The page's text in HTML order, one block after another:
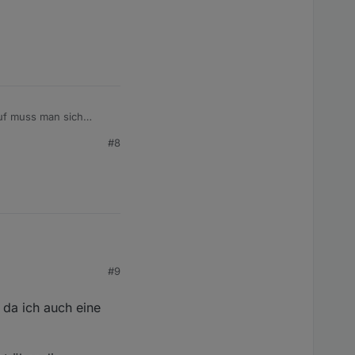
muss man sich
realisiert werden,
#8
vom
steuern lässt, was
fahre und
liefert.
#9
ich auch eine